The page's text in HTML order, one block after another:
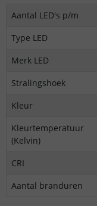
Aantal LED's p/m
Type LED
Merk LED
Stralingshoek
Kleur
Kleurtemperatuur
(Kelvin)
CRI
Aantal branduren